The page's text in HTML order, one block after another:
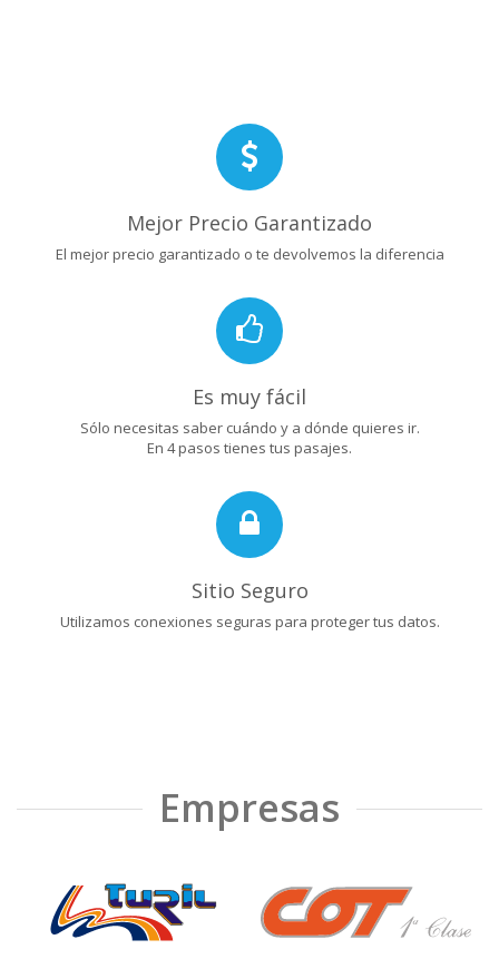
Mejor Precio Garantizado
El mejor precio garantizado o te devolvemos la diferencia
Es muy fácil
Sólo necesitas saber cuándo y a dónde quieres ir.
En 4 pasos tienes tus pasajes.
Sitio Seguro
Utilizamos conexiones seguras para proteger tus datos.
Empresas
❮ ❯